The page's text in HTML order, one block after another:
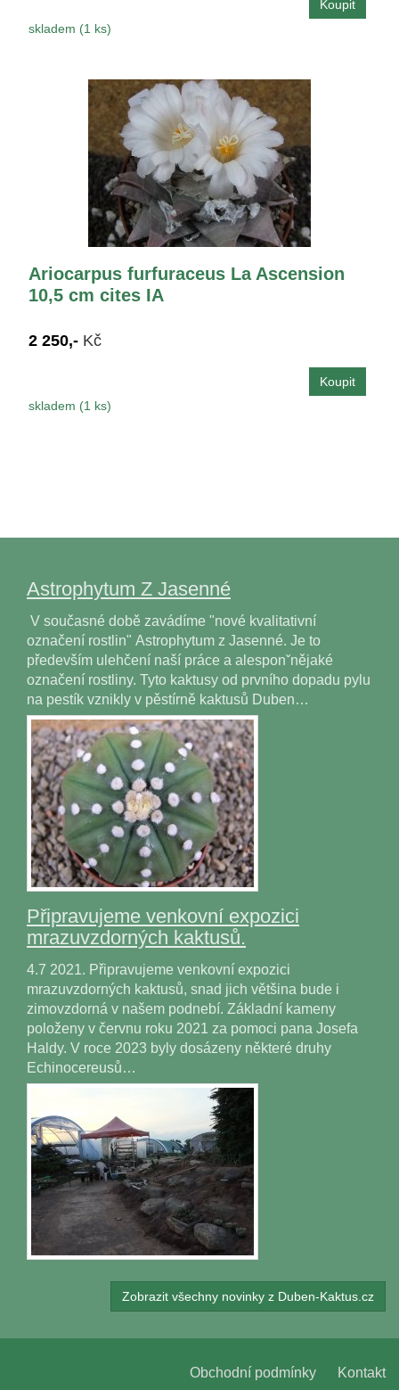
skladem (1 ks)
Ariocarpus furfuraceus La Ascension
10,5 cm cites IA
2 250,- Kč
skladem (1 ks)
Astrophytum Z Jasenné
V současné době zavádíme "nové kvalitativní
označení rostlin" Astrophytum z Jasenné. Je to
především ulehčení naší práce a alesponˇnějaké
označení rostliny. Tyto kaktusy od prvního dopadu pylu
na pestík vznikly v pěstírně kaktusů Duben…
Připravujeme venkovní expozici
mrazuvzdorných kaktusů.
4.7 2021. Připravujeme venkovní expozici
mrazuvzdorných kaktusů, snad jich většina bude i
zimovzdorná v našem podnebí. Základní kameny
položeny v červnu roku 2021 za pomoci pana Josefa
Haldy. V roce 2023 byly dosázeny některé druhy
Echinocereusů…
Zobrazit všechny novinky z Duben-Kaktus.cz
Obchodní podmínky Kontakt